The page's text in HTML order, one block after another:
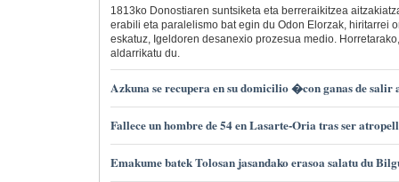
1813ko Donostiaren suntsiketa eta berreraikitzea
erabili eta paralelismo bat egin du Odon Elorzak, hiritarrei
eskatuz, Igeldoren desanexio prozesua medio.
aldarrikatu du.
Azkuna se recupera en su domicilio �con ganas de
Fallece un hombre de 54 en Lasarte-Oria tras ser
Emakume batek Tolosan jasandako erasoa salatu du